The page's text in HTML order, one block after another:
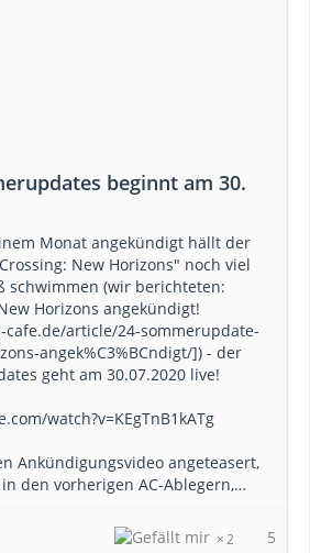
beginnt am 30.
Monat angekündigt hällt der
New Horizons" noch viel
schwimmen (wir berichteten:
Horizons angekündigt!
cafe.de/article/24-sommerupdate-
angek%C3%BCndigt/]) - der
geht am 30.07.2020 live!
watch?v=KEgTnB1kATg
Ankündigungsvideo angeteasert,
den vorherigen AC-Ablegern,…
2 5